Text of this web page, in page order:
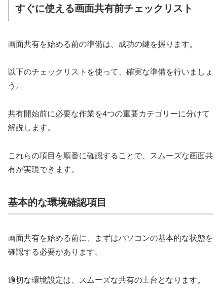
すぐに使える画面共有前チェックリスト
画面共有を始める前の準備は、成功の鍵を握ります。
以下のチェックリストを使って、確実な準備を行いましょ
う。
共有開始前に必要な作業を4つの重要カテゴリーに分けて
解説します。
これらの項目を順番に確認することで、スムーズな画面共
有が実現できます。
基本的な環境確認項目
画面共有を始める前に、まずはパソコンの基本的な状態を
確認する必要があります。
適切な環境設定は、スムーズな共有の土台となります。